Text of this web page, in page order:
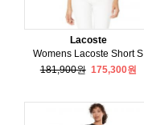
Lacoste
Womens Lacoste Short S
181,900원 175,300원